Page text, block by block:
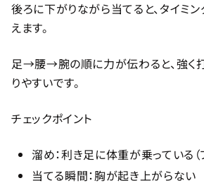
後ろに下がりながら当てると、タイミ
えます。
足→腰→腕の順に力が伝わると、強く
りやすいです。
チェックポイント
溜め：利き足に体重が乗っている（
当てる瞬間：胸が起き上がらない